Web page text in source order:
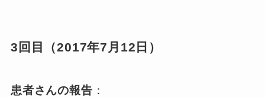
3回目（2017年7月12日）
患者さんの報告 ：